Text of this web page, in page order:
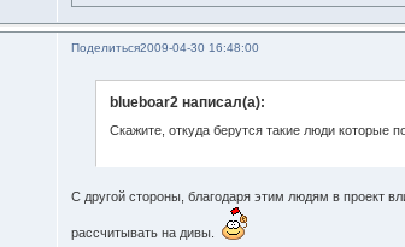
Поделиться2009-04-30 16:48:00
blueboar2 написал(а):
Скажите, откуда берутся такие люди которые
C другой стороны, благодаря этим людям в проект
рассчитывать на дивы.